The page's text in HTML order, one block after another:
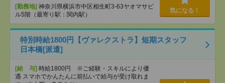
[勤務地] 神奈川県横浜市中区相生町3-63ヤオマサビ
ル5階（最寄り駅：関内駅）
気になる！
特別時給1800円【ヴァレクストラ】短期スタッフ
日本橋[派遣]
[給 与] 時給1800円 ※ご経験・スキルにより優
遇 スマホでかんたんに前払いで給与が受け取れま